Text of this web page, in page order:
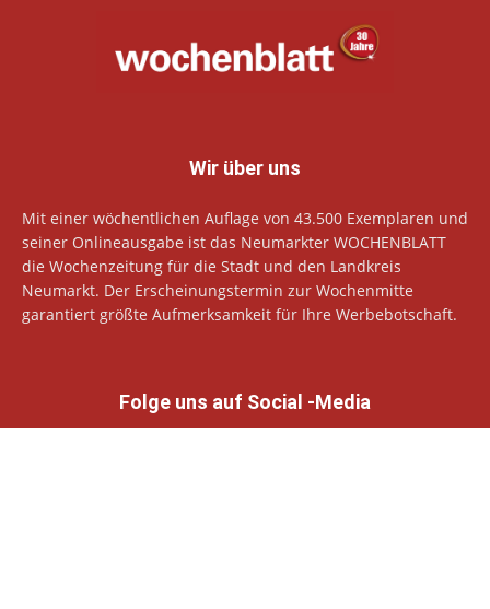
Wir über uns
Mit einer wöchentlichen Auflage von 43.500 Exemplaren und
seiner Onlineausgabe ist das Neumarkter WOCHENBLATT
die Wochenzeitung für die Stadt und den Landkreis
Neumarkt. Der Erscheinungstermin zur Wochenmitte
garantiert größte Aufmerksamkeit für Ihre Werbebotschaft.
Folge uns auf Social -Media